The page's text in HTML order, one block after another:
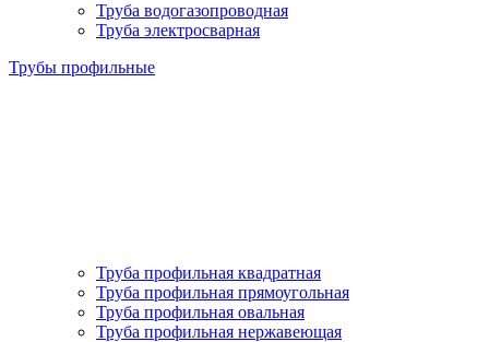
Труба водогазопроводная
Труба электросварная
Трубы профильные
Труба профильная квадратная
Труба профильная прямоугольная
Труба профильная овальная
Труба профильная нержавеющая